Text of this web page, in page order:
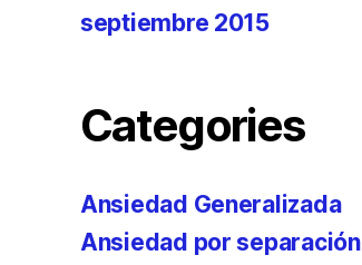
septiembre 2015
Categories
Ansiedad Generalizada
Ansiedad por separación